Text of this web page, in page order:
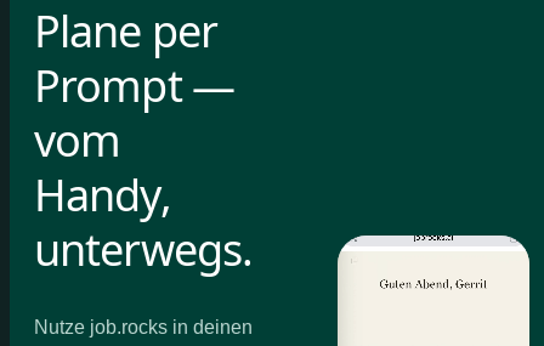
Plane per
Prompt —
vom
Handy,
unterwegs.
Nutze job.rocks in deinen